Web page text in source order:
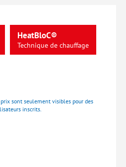
HeatBloC®
Technique de chauffage
prix sont seulement visibles pour des
inscrits.